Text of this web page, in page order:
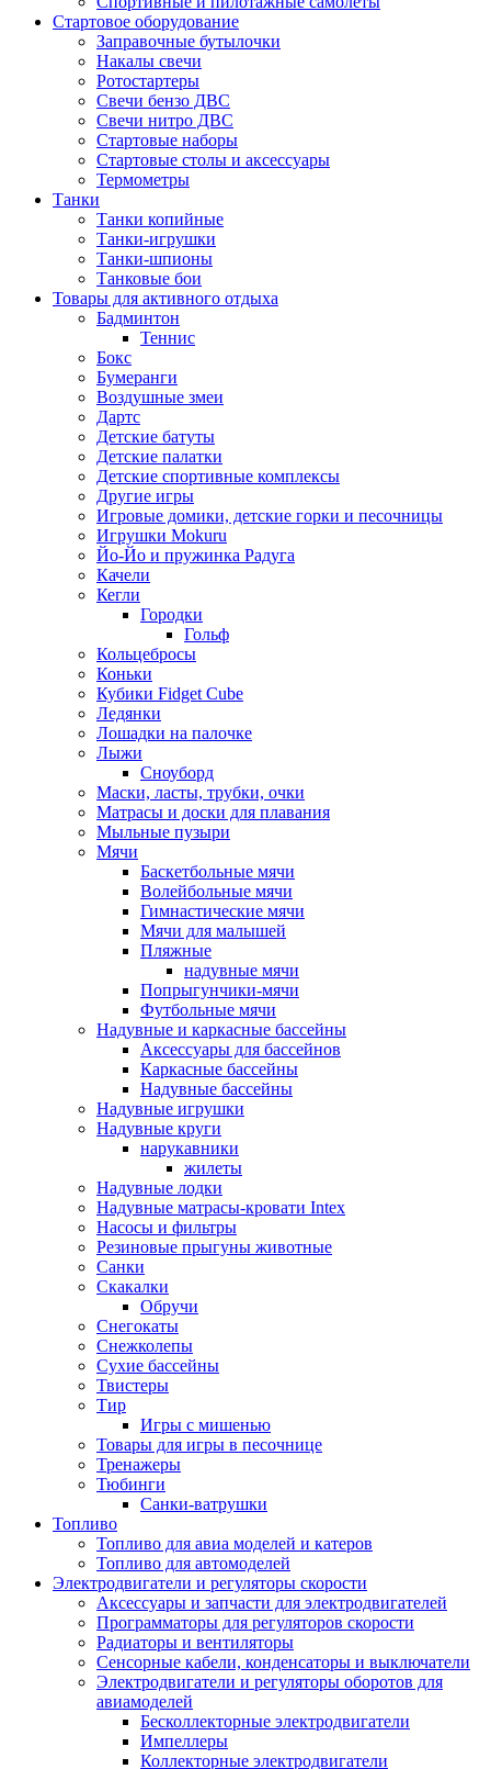
Стартовое оборудование
Заправочные бутылочки
Накалы свечи
Ротостартеры
Свечи бензо ДВС
Свечи нитро ДВС
Стартовые наборы
Стартовые столы и аксессуары
Термометры
Танки
Танки копийные
Танки-игрушки
Танки-шпионы
Танковые бои
Товары для активного отдыха
Бадминтон
Теннис
Бокс
Бумеранги
Воздушные змеи
Дартс
Детские батуты
Детские палатки
Детские спортивные комплексы
Другие игры
Игровые домики, детские горки и песочницы
Игрушки Mokuru
Йо-Йо и пружинка Радуга
Качели
Кегли
Городки
Гольф
Кольцебросы
Коньки
Кубики Fidget Cube
Ледянки
Лошадки на палочке
Лыжи
Сноуборд
Маски, ласты, трубки, очки
Матрасы и доски для плавания
Мыльные пузыри
Мячи
Баскетбольные мячи
Волейбольные мячи
Гимнастические мячи
Мячи для малышей
Пляжные
надувные мячи
Попрыгунчики-мячи
Футбольные мячи
Надувные и каркасные бассейны
Аксессуары для бассейнов
Каркасные бассейны
Надувные бассейны
Надувные игрушки
Надувные круги
нарукавники
жилеты
Надувные лодки
Надувные матрасы-кровати Intex
Насосы и фильтры
Резиновые прыгуны животные
Санки
Скакалки
Обручи
Снегокаты
Снежколепы
Сухие бассейны
Твистеры
Тир
Игры с мишенью
Товары для игры в песочнице
Тренажеры
Тюбинги
Санки-ватрушки
Топливо
Топливо для авиа моделей и катеров
Топливо для автомоделей
Электродвигатели и регуляторы скорости
Аксессуары и запчасти для электродвигателей
Программаторы для регуляторов скорости
Радиаторы и вентиляторы
Сенсорные кабели, конденсаторы и выключатели
Электродвигатели и регуляторы оборотов для
авиамоделей
Бесколлекторные электродвигатели
Импеллеры
Коллекторные электродвигатели